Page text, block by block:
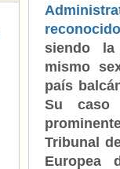
siendo
mismo
país
Su
Tribunal
Europea